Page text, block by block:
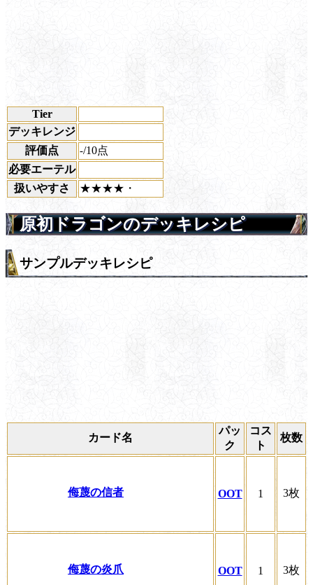
Tier
デッキレンジ
評価点
-/10点
必要エーテル
扱いやすさ
★★★★・
原初ドラゴンのデッキレシピ
サンプルデッキレシピ
カード名
パッ
ク
コス
ト
枚数
侮蔑の信者 OOT 1 3枚
侮蔑の炎爪 OOT 1 3枚